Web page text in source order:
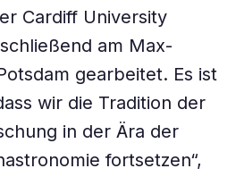
Cardiff University
am Max-
gearbeitet. Es ist
wir die Tradition der
in der Ära der
fortsetzen“,